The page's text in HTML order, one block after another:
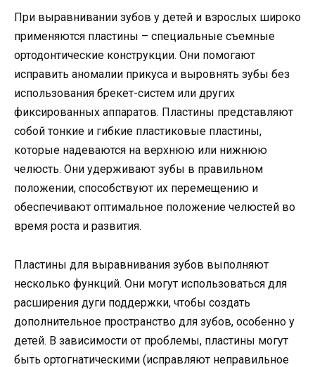
При выравнивании зубов у детей и взрослых широко
применяются пластины – специальные съемные
ортодонтические конструкции. Они помогают
исправить аномалии прикуса и выровнять зубы без
использования брекет-систем или других
фиксированных аппаратов. Пластины представляют
собой тонкие и гибкие пластиковые пластины,
которые надеваются на верхнюю или нижнюю
челюсть. Они удерживают зубы в правильном
положении, способствуют их перемещению и
обеспечивают оптимальное положение челюстей во
время роста и развития.
Пластины для выравнивания зубов выполняют
несколько функций. Они могут использоваться для
расширения дуги поддержки, чтобы создать
дополнительное пространство для зубов, особенно у
детей. В зависимости от проблемы, пластины могут
быть ортогнатическими (исправляют неправильное